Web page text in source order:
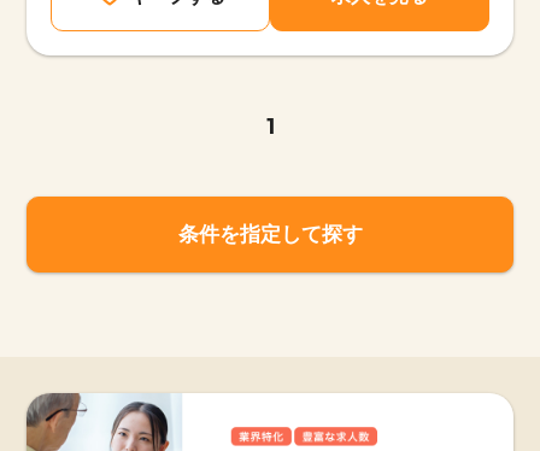
1
条件を指定して探す